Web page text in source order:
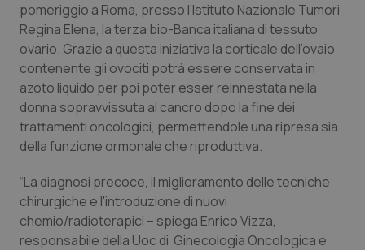
Emilia-Romagna
Friuli Venezia Giulia
Lazio
Liguria
Lombardia
Marche
Colesterolo & coronaropatie
Dermatite Atopica
Diabete & glucometri
Disturbi dell’umore
Dolore
Donna & Salute
pomeriggio a Roma, presso l’Istituto Nazionale Tumori
Regina Elena, la terza bio-Banca italiana di tessuto
ovario. Grazie a questa iniziativa la corticale dell’ovaio
contenente gli ovociti potrà essere conservata in
azoto liquido per poi poter esser reinnestata nella
donna sopravvissuta al cancro dopo la fine dei
trattamenti oncologici, permettendole una ripresa sia
della funzione ormonale che riproduttiva.
“La diagnosi precoce, il miglioramento delle tecniche
chirurgiche e l'introduzione di nuovi
chemio/radioterapici – spiega Enrico Vizza,
responsabile della Uoc di Ginecologia Oncologica e